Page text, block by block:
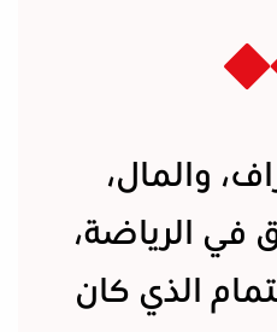
والمال،
في الرياضة،
الذي كان